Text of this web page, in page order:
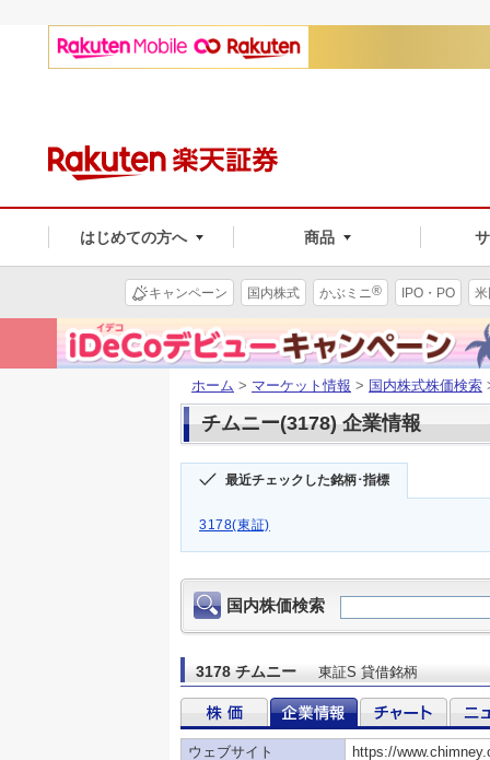
はじめての方へ 商品
キャンペーン 国内株式 かぶミニ® IPO・PO
ホーム > マーケット情報 > 国内株式株価検索
チムニー(3178) 企業情報
最近チェックした銘柄･指標
3178(東証)